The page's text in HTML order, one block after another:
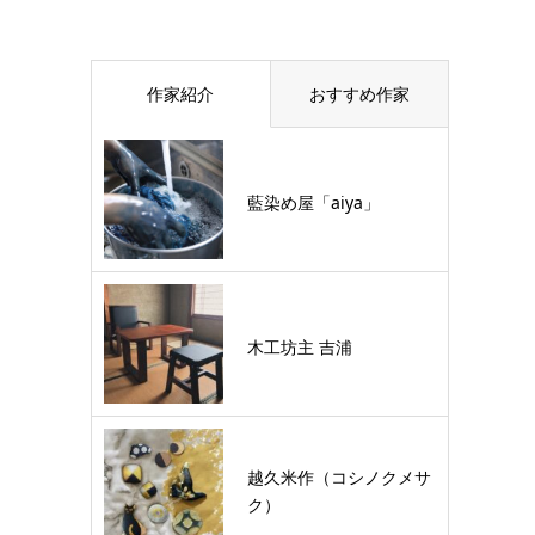
作家紹介 おすすめ作家
藍染め屋「aiya」
木工坊主 吉浦
越久米作（コシノクメサ
ク）